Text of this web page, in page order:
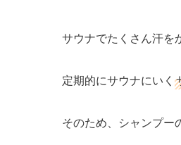
サウナでたくさん汗を
定期的にサウナにいく
そのため、シャンプー